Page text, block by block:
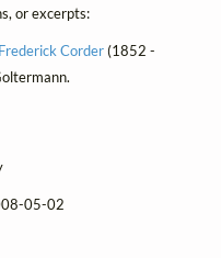
or excerpts:
Frederick Corder(1852 -
05-02